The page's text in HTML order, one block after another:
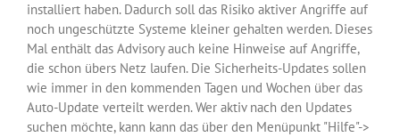
installiert haben. Dadurch soll das Risiko aktiver Angriffe auf
noch ungeschützte Systeme kleiner gehalten werden. Dieses
Mal enthält das Advisory auch keine Hinweise auf Angriffe,
die schon übers Netz laufen. Die Sicherheits-Updates sollen
wie immer in den kommenden Tagen und Wochen über das
Auto-Update verteilt werden. Wer aktiv nach den Updates
suchen möchte, kann kann das über den Menüpunkt "Hilfe"->